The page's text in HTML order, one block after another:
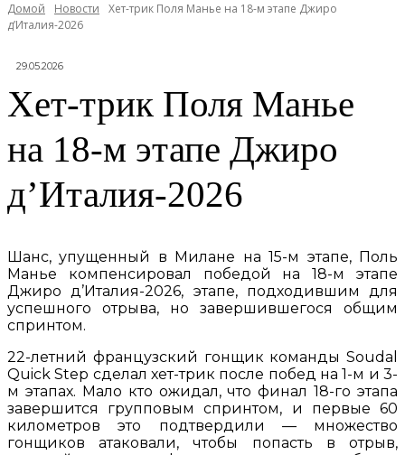
Домой Новости
Хет-трик Поля Манье на 18-м этапе Джиро
д’Италия-2026
29.05.2026
Хет-трик Поля Манье
на 18-м этапе Джиро
д’Италия-2026
Шанс, упущенный в Милане на 15-м этапе, Поль
Манье компенсировал победой на 18-м этапе
Джиро д’Италия-2026, этапе, подходившим для
успешного отрыва, но завершившегося общим
спринтом.
22-летний французский гонщик команды Soudal
Quick Step сделал хет-трик после побед на 1-м и 3-
м этапах. Мало кто ожидал, что финал 18-го этапа
завершится групповым спринтом, и первые 60
километров это подтвердили — множество
гонщиков атаковали, чтобы попасть в отрыв,